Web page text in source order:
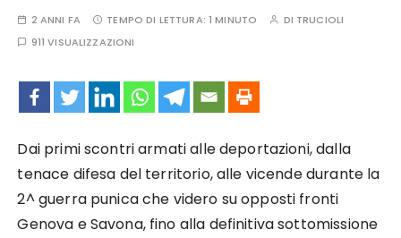
2 ANNI FA TEMPO DI LETTURA:1 MINUTO DI TRUCIOLI
911 VISUALIZZAZIONI
Dai primi scontri armati alle deportazioni, dalla
tenace difesa del territorio, alle vicende durante la
2^ guerra punica che videro su opposti fronti
Genova e Savona, fino alla definitiva sottomissione